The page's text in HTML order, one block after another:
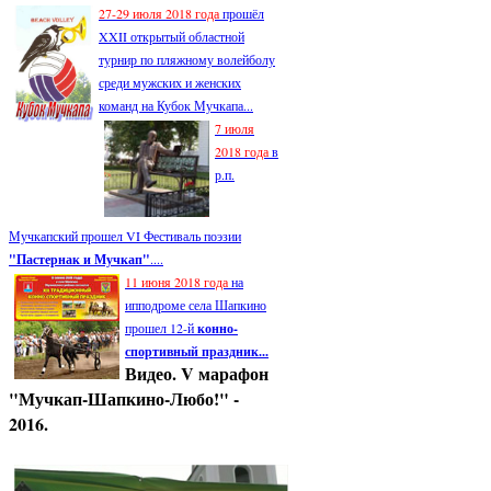
27-29 июля 2018 годапрошёл
XXII открытый областной
турнир по пляжному волейболу
среди мужских и женских
команд на Кубок Мучкапа...
7 июля
2018 годав
р.п.
Мучкапский прошел VI Фестиваль поэзии
"Пастернак и Мучкап"....
11 июня 2018 годана
ипподроме села Шапкино
прошел 12-йконно-
спортивный праздник...
Видео. V марафон
"Мучкап-Шапкино-Любо!" -
2016.